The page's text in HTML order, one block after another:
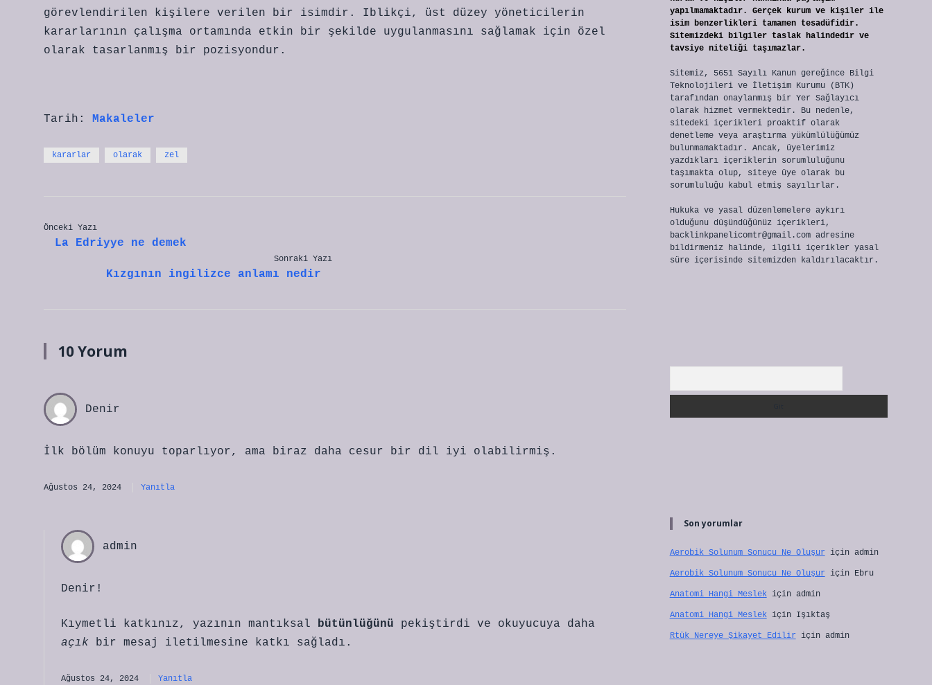
görevlendirilen kişilere verilen bir isimdir. Iblikçi, üst düzey yöneticilerin
kararlarının çalışma ortamında etkin bir şekilde uygulanmasını sağlamak için özel
olarak tasarlanmış bir pozisyondur.
Tarih: Makaleler
kararlar olarak zel
Önceki Yazı
La Edriyye ne demek
Sonraki Yazı
Kızgının ingilizce anlamı nedir
10 Yorum
Denir
İlk bölüm konuyu toparlıyor, ama biraz daha cesur bir dil iyi olabilirmiş.
Ağustos 24, 2024 Yanıtla
admin
Denir!
Kıymetli katkınız, yazının mantıksal bütünlüğünü pekiştirdi ve okuyucuya daha
açık bir mesaj iletilmesine katkı sağladı.
Ağustos 24, 2024 Yanıtla
yapılmamaktadır. Gerçek kurum ve kişiler ile
isim benzerlikleri tamamen tesadüfidir.
Sitemizdeki bilgiler taslak halindedir ve
tavsiye niteliği taşımazlar.
Sitemiz, 5651 Sayılı Kanun gereğince Bilgi
Teknolojileri ve İletişim Kurumu (BTK)
tarafından onaylanmış bir Yer Sağlayıcı
olarak hizmet vermektedir. Bu nedenle,
sitedeki içerikleri proaktif olarak
denetleme veya araştırma yükümlülüğümüz
bulunmamaktadır. Ancak, üyelerimiz
yazdıkları içeriklerin sorumluluğunu
taşımakta olup, siteye üye olarak bu
sorumluluğu kabul etmiş sayılırlar.
Hukuka ve yasal düzenlemelere aykırı
olduğunu düşündüğünüz içerikleri,
backlinkpanelicomtr@gmail.comadresine
bildirmeniz halinde, ilgili içerikler yasal
süre içerisinde sitemizden kaldırılacaktır.
Son yorumlar
Aerobik Solunum Sonucu Ne Oluşur için admin
Aerobik Solunum Sonucu Ne Oluşur için Ebru
Anatomi Hangi Meslekiçin admin
Anatomi Hangi Meslekiçin Işıktaş
Rtük Nereye Şikayet Edilir için admin